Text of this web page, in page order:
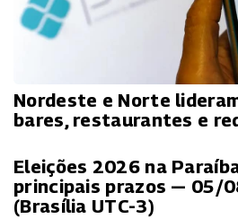
Nordeste e Norte
bares, restaurantes e
Eleições 2026 na
principais prazos — 05/
(Brasília UTC-3)